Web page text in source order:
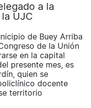
a la
UJC
de Buey Arriba
de la Unión
en la capital
presente mes, es
quien se
docente
territorio